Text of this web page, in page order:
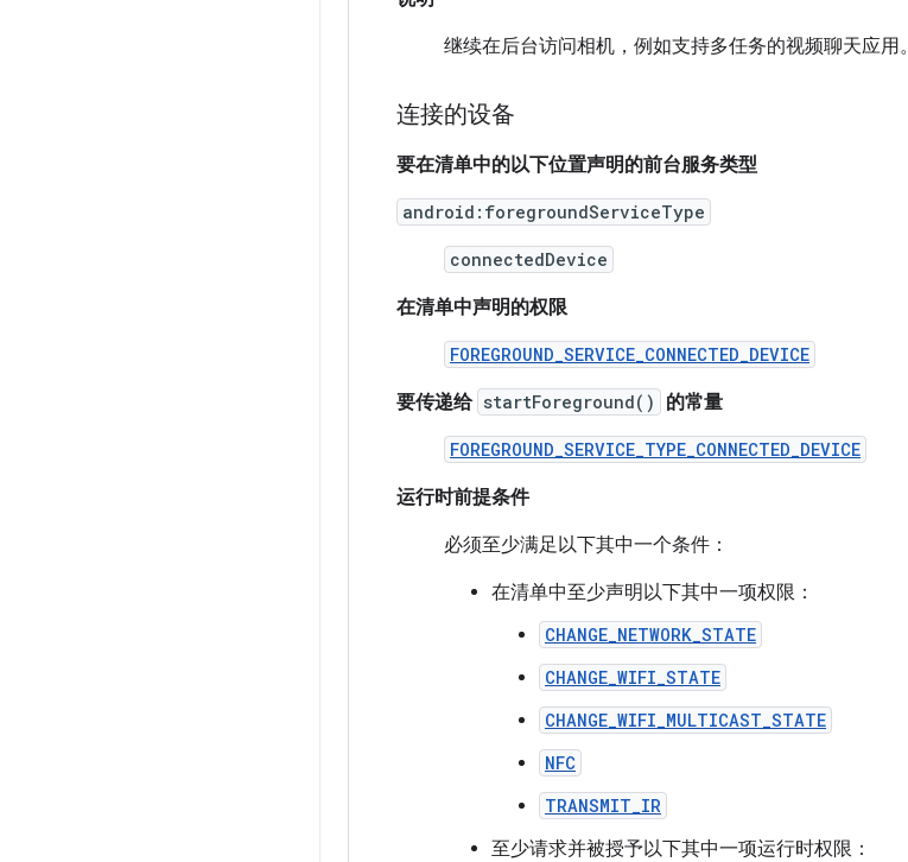
继续在后台访问相机，例如支持多任务的视频聊天应用。
连接的设备
要在清单中的以下位置声明的前台服务类型
android:foregroundServiceType
connectedDevice
在清单中声明的权限
FOREGROUND_SERVICE_CONNECTED_DEVICE
要传递给 startForeground() 的常量
FOREGROUND_SERVICE_TYPE_CONNECTED_DEVICE
运行时前提条件
必须至少满足以下其中一个条件：
在清单中至少声明以下其中一项权限：
CHANGE_NETWORK_STATE
CHANGE_WIFI_STATE
CHANGE_WIFI_MULTICAST_STATE
NFC
TRANSMIT_IR
至少请求并被授予以下其中一项运行时权限：